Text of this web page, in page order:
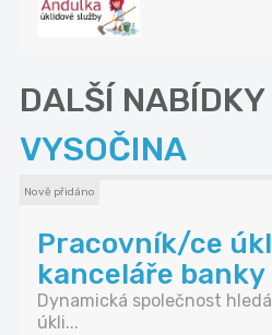
DALŠÍ
VYSOČINA
Nově přidáno
Pracovník/ce
kanceláře
Dynamická společnost
úkli...